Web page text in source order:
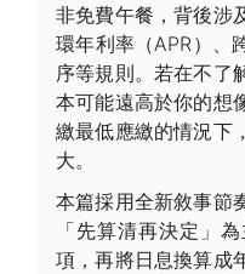
非免費午餐，背後涉
環年利率（APR）、
序等規則。若在不了
本可能遠高於你的想
繳最低應繳的情況下
大。
本篇採用全新敘事節
「先算清再決定」
項，再將日息換算成